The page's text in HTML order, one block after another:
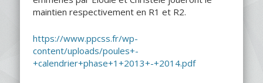
maintien respectivement en R1 et R2.
https://www.ppcss.fr/wp-
content/uploads/poules+-
+calendrier+phase+1+2013+-+2014.pdf